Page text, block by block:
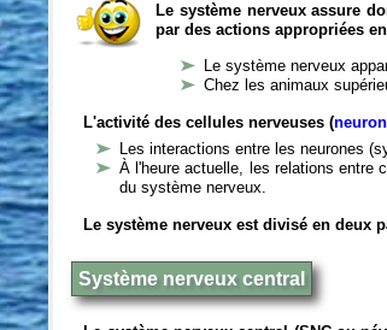
Le système nerveux assure
par des actions appropriées
Le système nerveux
Chez les animaux
L'activité des cellules nerveuses (
Les interactions entre les neurones
À l'heure actuelle, les relations entre
du système nerveux.
Le système nerveux est divisé en deux
Système nerveux central